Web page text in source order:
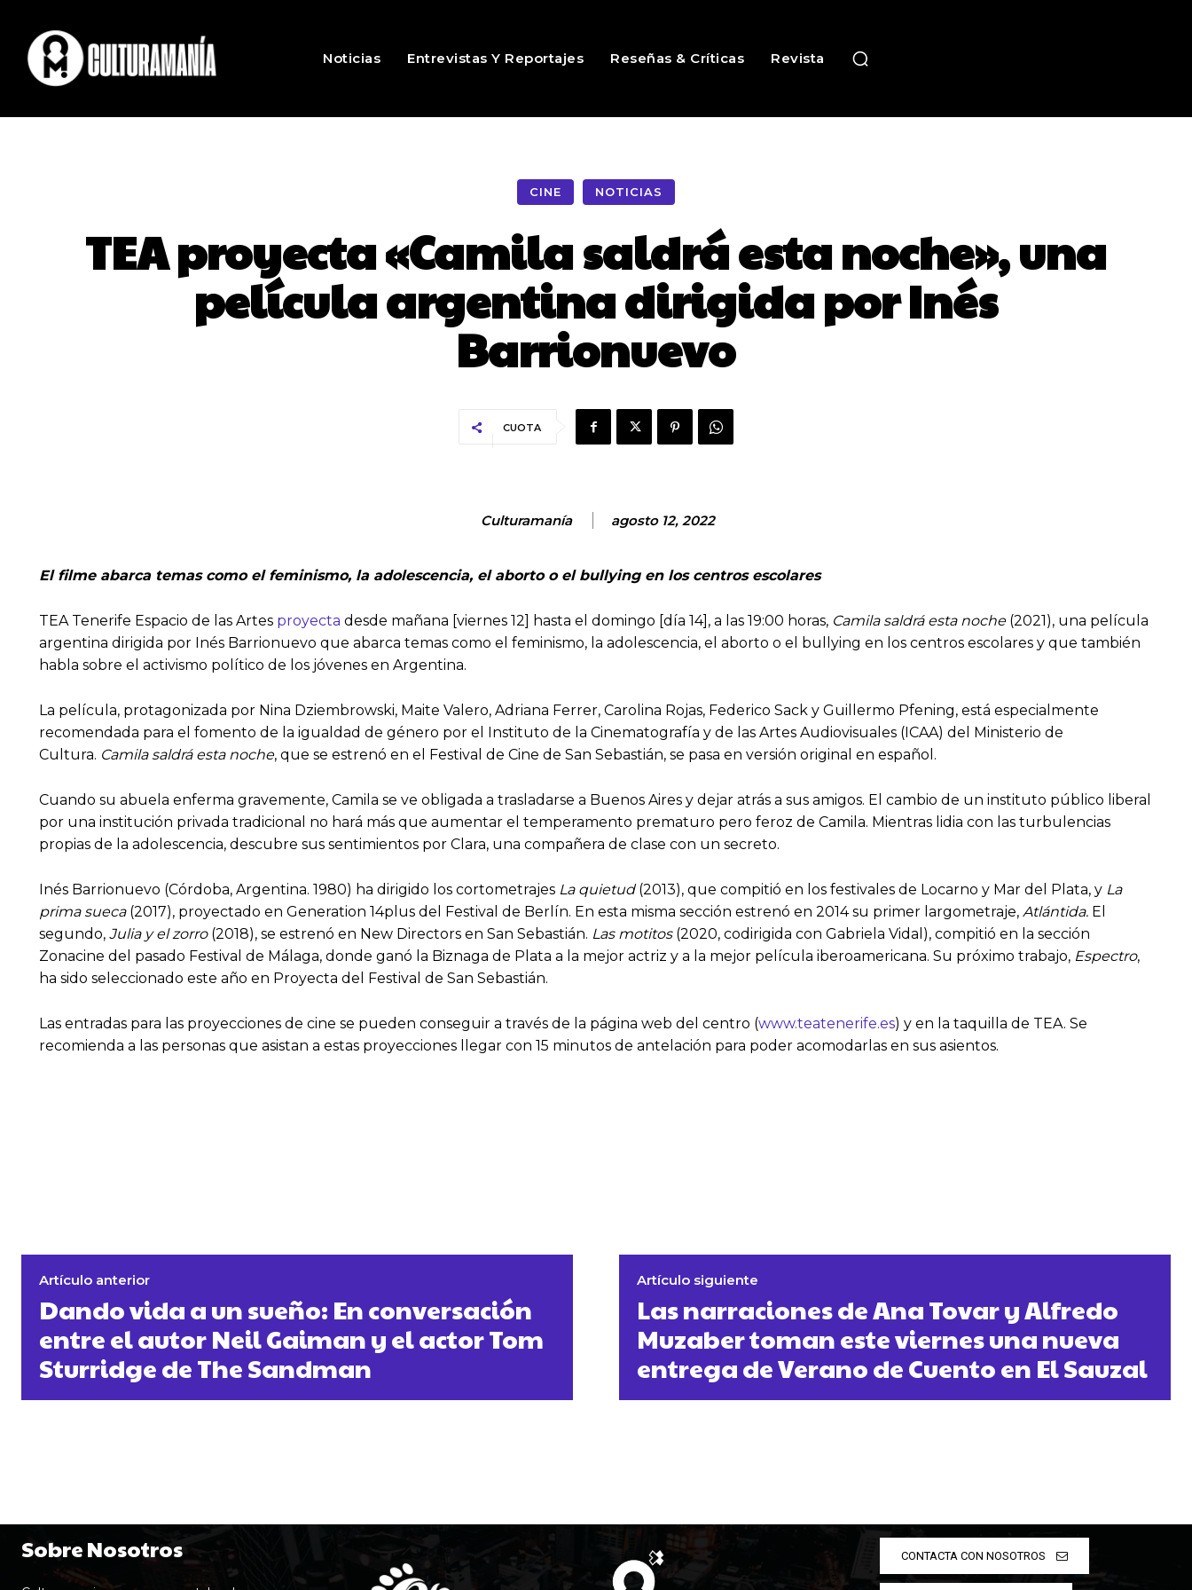
Noticias Entrevistas Y Reportajes Reseñas & Críticas Revista
CINE NOTICIAS
TEA proyecta «Camila saldrá esta noche», una
película argentina dirigida por Inés
Barrionuevo
CUOTA
Culturamanía agosto 12, 2022
El filme abarca temas como el feminismo, la adolescencia, el aborto o el bullying en los centros escolares
TEA Tenerife Espacio de las Artes proyecta desde mañana [viernes 12] hasta el domingo [día 14], a las 19:00 horas, Camila saldrá esta noche(2021), una película
argentina dirigida por Inés Barrionuevo que abarca temas como el feminismo, la adolescencia, el aborto o el bullying en los centros escolares y que también
habla sobre el activismo político de los jóvenes en Argentina.
La película, protagonizada por Nina Dziembrowski, Maite Valero, Adriana Ferrer, Carolina Rojas, Federico Sack y Guillermo Pfening, está especialmente
recomendada para el fomento de la igualdad de género por el Instituto de la Cinematografía y de las Artes Audiovisuales (ICAA) del Ministerio de
Cultura. Camila saldrá esta noche, que se estrenó en el Festival de Cine de San Sebastián, se pasa en versión original en español.
Cuando su abuela enferma gravemente, Camila se ve obligada a trasladarse a Buenos Aires y dejar atrás a sus amigos. El cambio de un instituto público liberal
por una institución privada tradicional no hará más que aumentar el temperamento prematuro pero feroz de Camila. Mientras lidia con las turbulencias
propias de la adolescencia, descubre sus sentimientos por Clara, una compañera de clase con un secreto.
Inés Barrionuevo (Córdoba, Argentina. 1980) ha dirigido los cortometrajes La quietud(2013), que compitió en los festivales de Locarno y Mar del Plata, y La
prima sueca(2017), proyectado en Generation 14plus del Festival de Berlín. En esta misma sección estrenó en 2014 su primer largometraje, Atlántida. El
segundo, Julia y el zorro(2018), se estrenó en New Directors en San Sebastián. Las motitos(2020, codirigida con Gabriela Vidal), compitió en la sección
Zonacine del pasado Festival de Málaga, donde ganó la Biznaga de Plata a la mejor actriz y a la mejor película iberoamericana. Su próximo trabajo, Espectro,
ha sido seleccionado este año en Proyecta del Festival de San Sebastián.
Las entradas para las proyecciones de cine se pueden conseguir a través de la página web del centro (www.teatenerife.es) y en la taquilla de TEA. Se
recomienda a las personas que asistan a estas proyecciones llegar con 15 minutos de antelación para poder acomodarlas en sus asientos.
Artículo anterior
Dando vida a un sueño: En conversación
entre el autor Neil Gaiman y el actor Tom
Sturridge de The Sandman
Artículo siguiente
Las narraciones de Ana Tovar y Alfredo
Muzaber toman este viernes una nueva
entrega de Verano de Cuento en El Sauzal
Sobre Nosotros CONTACTA CON NOSOTROS